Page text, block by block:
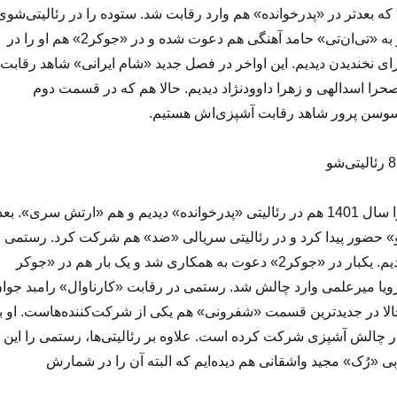
بعدتر در «پدرخوانده» هم وارد رقابت شد. ستوده را در
«ناتو» هم دیده‌ایم. او به «تی‌ان‌تی» حامد آهنگی هم دعوت شده و در «جوکر2» هم او را در
نخندیدن دیدیم. این اواخر در فصل جدید «شام ایرانی» شاهد رقابت
صحرا اسدالهی و زهرا داوودنژاد دیدیم. حالا هم که در قسمت دوم
پرور شاهد رقابت آشپزی‌اش هستیم.
امیرحسین رستمی را سال 1401 هم در رئالیتی «پدرخوانده» دیدیم و هم «ارتش سری».
حضور پیدا کرد و در رئالیتی سریالی «ضد» هم شرکت کرد. رستمی
دو بار در «جوکر» دیدیم. یکبار در «جوکر2» دعوت به همکاری شد و یک بار هم در «جوکر
رویا میرعلمی وارد چالش شد. رستمی در رقابت «کارناوال» رامبد
در جدیدترین قسمت «شفرونی» هم یکی از شرکت‌کننده‌هاست. او
چالش آشپزی شرکت کرده است. علاوه بر رئالیتی‌ها، رستمی را این
«رُک» مجید واشقانی هم دیده‌ایم که البته آن را در شمارش